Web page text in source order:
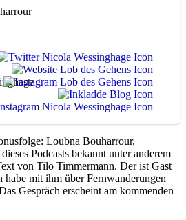
Loubna Bouharrour,
Podcasts bekannt unter anderem
von Tilo Timmermann. Der ist Gast
habe mit ihm über Fernwanderungen
Gespräch erscheint am kommenden